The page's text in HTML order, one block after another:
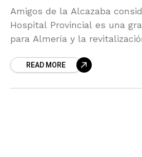
Amigos de la Alcazaba
Hospital Provincial es una
para Almería y la
READ MORE